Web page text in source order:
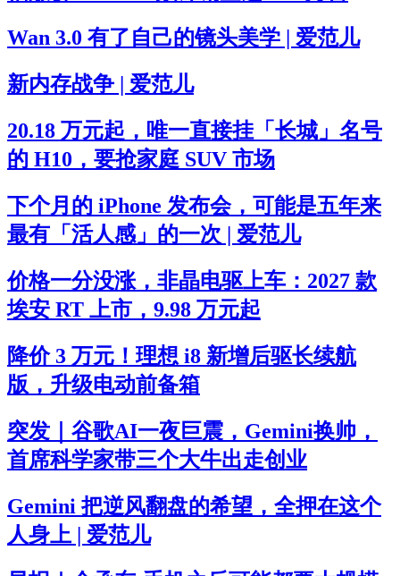
Wan 3.0 有了自己的镜头美学 | 爱范儿
新内存战争 | 爱范儿
20.18 万元起，唯一直接挂「长城」名号
的 H10，要抢家庭 SUV 市场
下个月的 iPhone 发布会，可能是五年来
最有「活人感」的一次 | 爱范儿
价格一分没涨，非晶电驱上车：2027 款
埃安 RT 上市，9.98 万元起
降价 3 万元！理想 i8 新增后驱长续航
版，升级电动前备箱
突发｜谷歌AI一夜巨震，Gemini换帅，
首席科学家带三个大牛出走创业
Gemini 把逆风翻盘的希望，全押在这个
人身上 | 爱范儿